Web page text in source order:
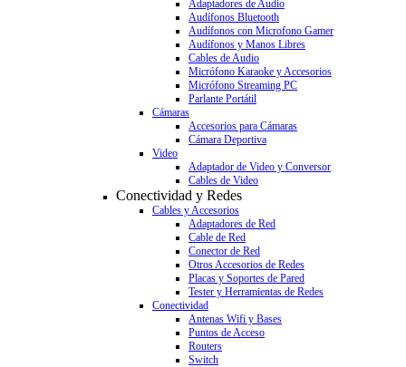
Adaptadores de Audio
Audífonos Bluetooth
Audífonos con Microfono Gamer
Audífonos y Manos Libres
Cables de Audio
Micrófono Karaoke y Accesorios
Micrófono Streaming PC
Parlante Portátil
Cámaras
Accesorios para Cámaras
Cámara Deportiva
Video
Adaptador de Video y Conversor
Cables de Video
Conectividad y Redes
Cables y Accesorios
Adaptadores de Red
Cable de Red
Conector de Red
Otros Accesorios de Redes
Placas y Soportes de Pared
Tester y Herramientas de Redes
Conectividad
Antenas Wifi y Bases
Puntos de Acceso
Routers
Switch